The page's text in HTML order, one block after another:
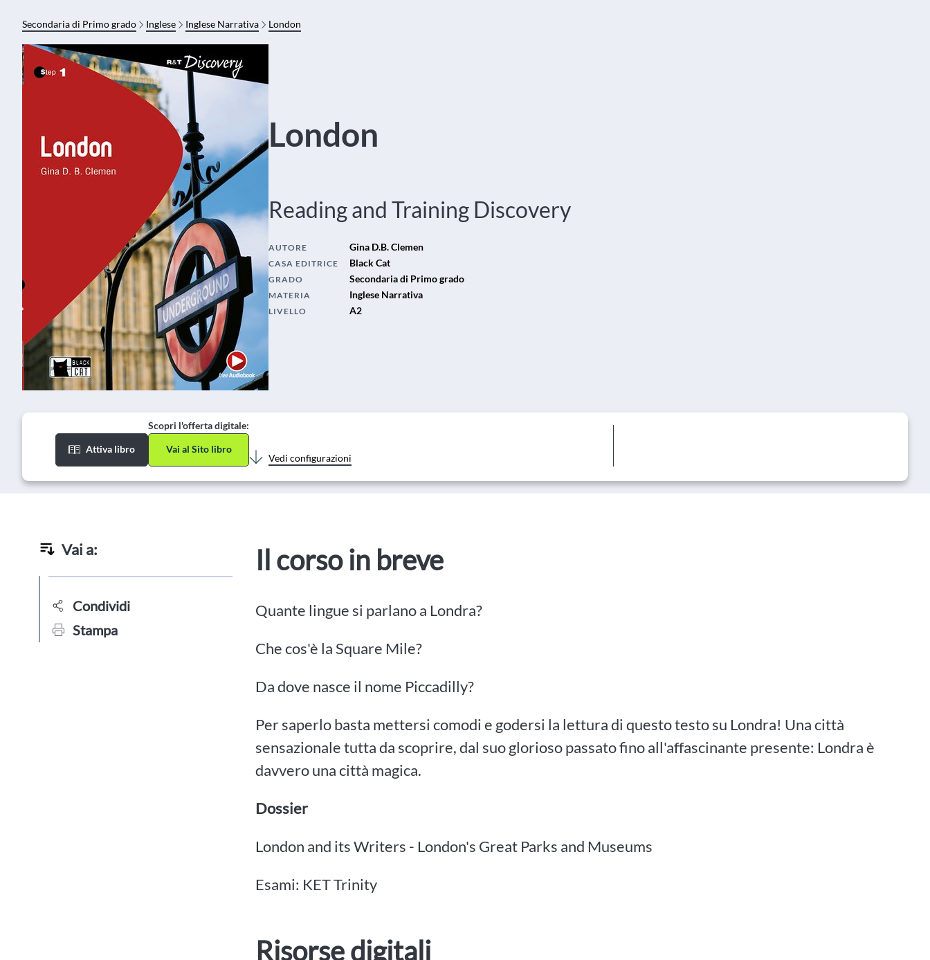
Secondaria di Primo grado Inglese Inglese Narrativa London
London
Reading and Training Discovery
AUTORE Gina D.B. Clemen
CASA EDITRICE Black Cat
GRADO Secondaria di Primo grado
MATERIA Inglese Narrativa
LIVELLO A2
Attiva libro
Scopri l'offerta digitale:
Vai al Sito libro
Vedi configurazioni
Vai a:
Condividi
Stampa
Il corso in breve
Quante lingue si parlano a Londra?
Che cos'è la Square Mile?
Da dove nasce il nome Piccadilly?
Per saperlo basta mettersi comodi e godersi la lettura di questo testo su Londra! Una città
sensazionale tutta da scoprire, dal suo glorioso passato fino all'affascinante presente: Londra è
davvero una città magica.
Dossier
London and its Writers - London's Great Parks and Museums
Esami: KET Trinity
Risorse digitali